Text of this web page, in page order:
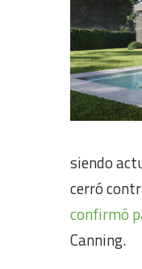
siendo
cerró
confirmó
Canning.